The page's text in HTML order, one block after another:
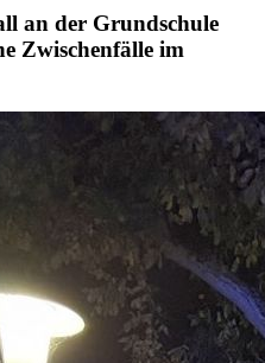
an der Grundschule
Zwischenfälle im